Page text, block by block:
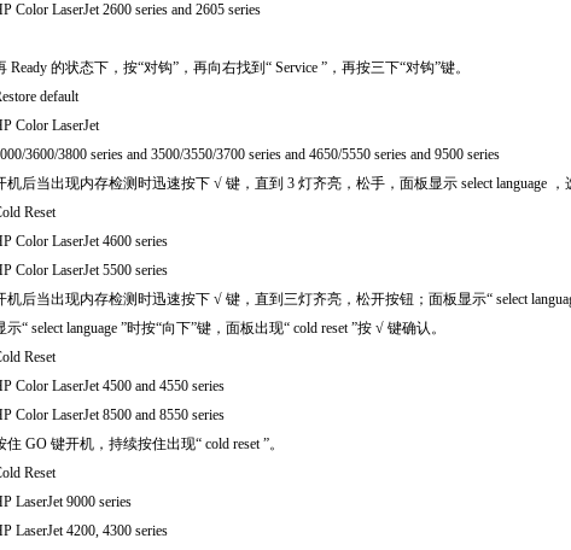
Color LaserJet 2600 series and 2605 series
Ready 的状态下，按“对钩” ，再向右找到 “ Service ” ，再按三下“对钩”键。
default
Color LaserJet
3600/3800 series and 3500/3550/3700 series and 4650/5550 series and 9500 series
机后当出现内存检测时迅速按下 √ 键，直到 3 灯齐亮，松手，面板显示 select language ，
Reset
Color LaserJet 4600 series
Color LaserJet 5500 series
机后当出现内存检测时迅速按下 √ 键，直到三灯齐亮，松开按钮；面板显示“ select
示“ select language ”时按“向下”键，面板出现“ cold reset ”按 √ 键确认。
Reset
Color LaserJet 4500 and 4550 series
Color LaserJet 8500 and 8550 series
住 GO 键开机，持续按住出现“ cold reset ”。
Reset
LaserJet 9000 series
LaserJet 4200, 4300 series